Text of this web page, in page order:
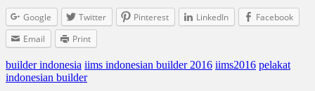
Google Twitter Pinterest LinkedIn
Facebook
Email
Print
builder indonesia iims indonesian builder 2016 iims2016 pelakat
indonesian builder